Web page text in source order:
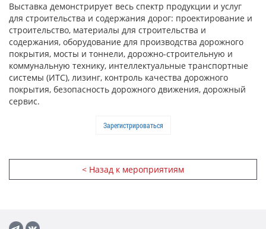
Выставка демонстрирует весь спектр продукции и услуг
для строительства и содержания дорог: проектирование и
строительство, материалы для строительства и
содержания, оборудование для производства дорожного
покрытия, мосты и тоннели, дорожно-строительную и
коммунальную технику, интеллектуальные транспортные
системы (ИТС), лизинг, контроль качества дорожного
покрытия, безопасность дорожного движения, дорожный
сервис.
Зарегистрироваться
< Назад к мероприятиям